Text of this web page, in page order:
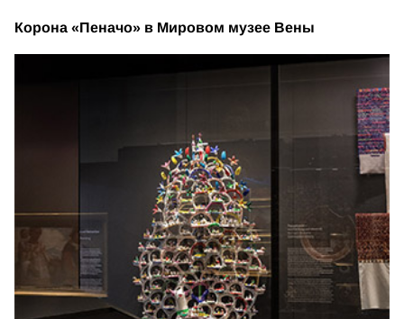
Корона «Пеначо» в Мировом музее Вены